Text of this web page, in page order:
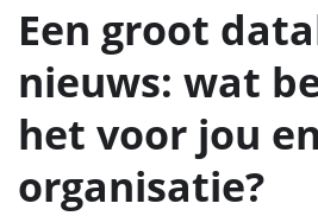
Een groot
nieuws: wat
het voor jou
organisatie?